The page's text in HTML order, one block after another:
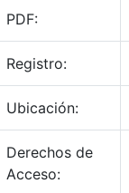
PDF:
Registro:
Ubicación:
Derechos de
Acceso: